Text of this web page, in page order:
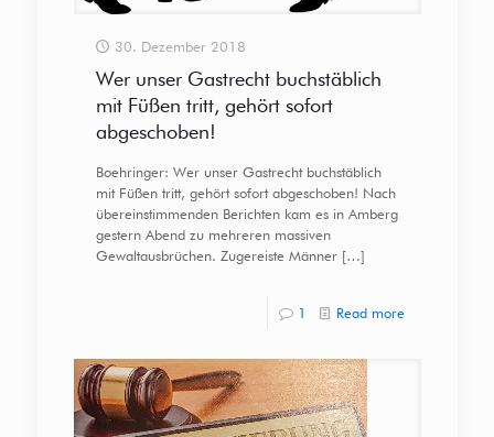
30. Dezember 2018
Wer unser Gastrecht buchstäblich
mit Füßen tritt, gehört sofort
abgeschoben!
Boehringer: Wer unser Gastrecht buchstäblich
mit Füßen tritt, gehört sofort abgeschoben! Nach
übereinstimmenden Berichten kam es in Amberg
gestern Abend zu mehreren massiven
Gewaltausbrüchen. Zugereiste Männer[…]
1 Read more